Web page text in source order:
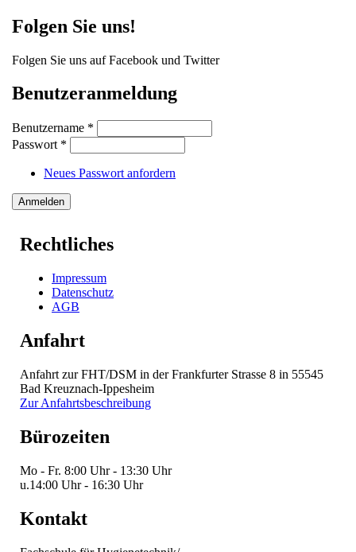
Folgen Sie uns!
Folgen Sie uns auf Facebook und Twitter
Benutzeranmeldung
Benutzername *
Passwort *
Neues Passwort anfordern
Rechtliches
Impressum
Datenschutz
AGB
Anfahrt
Anfahrt zur FHT/DSM in der Frankfurter Strasse 8 in 55545
Bad Kreuznach-Ippesheim
Zur Anfahrtsbeschreibung
Bürozeiten
Mo - Fr. 8:00 Uhr - 13:30 Uhr
u.14:00 Uhr - 16:30 Uhr
Kontakt